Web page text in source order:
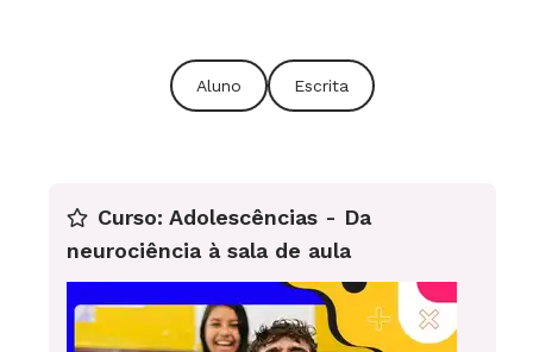
Aluno Escrita
Curso: Adolescências - Da
neurociência à sala de aula